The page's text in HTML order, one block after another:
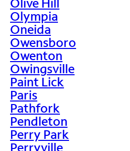
Olympia
Oneida
Owensboro
Owenton
Owingsville
Paint Lick
Paris
Pathfork
Pendleton
Perry Park
Perryville